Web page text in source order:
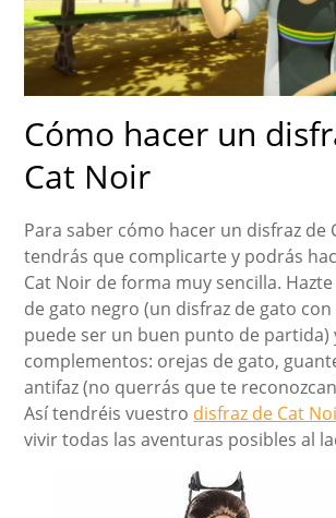
Cómo hacer un
Cat Noir
Para saber cómo hacer un disfraz de
tendrás que complicarte y podrás
Cat Noir de forma muy sencilla.
de gato negro (un disfraz de gato
puede ser un buen punto de partida)
complementos: orejas de gato,
antifaz (no querrás que te
Así tendréis vuestro disfraz de Cat
vivir todas las aventuras posibles al